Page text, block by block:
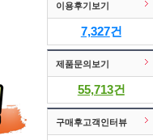
이용후기보기
7,327건
제품문의보기
55,713건
구매후고객인터뷰